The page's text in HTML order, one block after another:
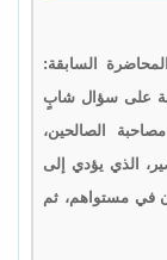
السابقة:
بالإجابة على سؤال شابٍ
الصالحين،
الذي يؤدي إلى
في مستواهم، ثم